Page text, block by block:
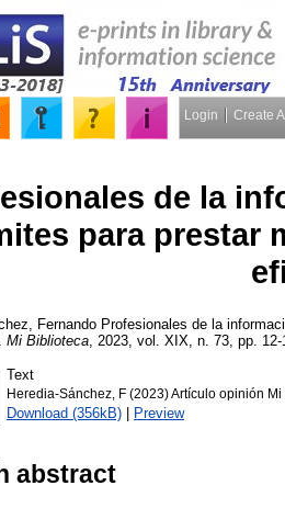
Login Create
de la
para prestar
Fernando Profesionales de la
Mi Biblioteca , 2023, vol. XIX, n. 73, pp.
Text
Heredia-Sánchez, F (2023) Artículo opinión
Download (356kB) | Preview
abstract